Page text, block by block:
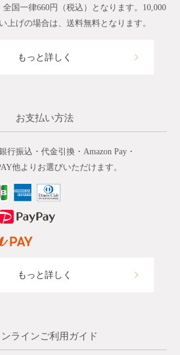
国一律660円（税込）となります。10,000
上げの場合は、送料無料となります。
もっと詳しく
お支払い方法
行振込・代金引換・Amazon Pay・
他よりお選びいただけます。
もっと詳しく
ラインご利用ガイド